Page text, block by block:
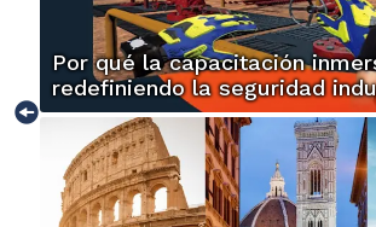
Por qué la capacitación
redefiniendo la seguridad